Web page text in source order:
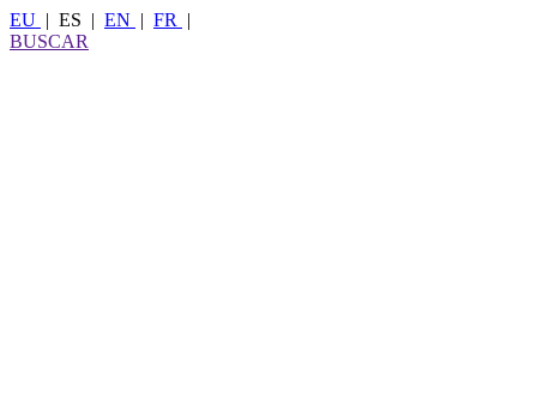
EU | ES | EN | FR
|
BUSCAR